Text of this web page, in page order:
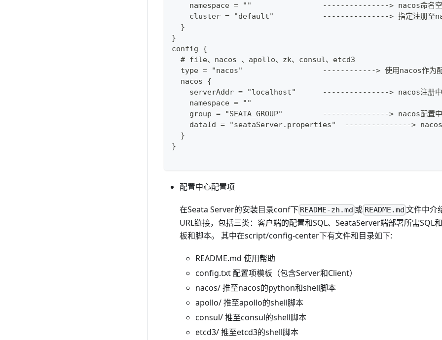
namespace = ""                ---------------> nacos命名空
cluster = "default"           ---------------> 指定注册至
  }
}
config {
  # file、nacos 、apollo、zk、consul、etcd3
type = "nacos"                  ------------> 使用nacos作为
  nacos {
serverAddr = "localhost"      ---------------> nacos注册中
    namespace = ""
group = "SEATA_GROUP"         ---------------> nacos配置中
dataId = "seataServer.properties"  ---------------> nacos
  }
}
配置中心配置项
在Seata Server的安装目录conf下 README-zh.md 或 README.md 文件中介
URL链接，包括三类：客户端的配置和SQL、SeataServer端部署所需SQL
板和脚本。 其中在script/config-center下有文件和目录如下:
README.md 使用帮助
config.txt 配置项模板（包含Server和Client）
nacos/ 推至nacos的python和shell脚本
apollo/ 推至apollo的shell脚本
consul/ 推至consul的shell脚本
etcd3/ 推至etcd3的shell脚本